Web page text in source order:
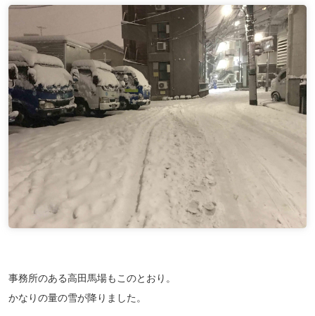
事務所のある高田馬場もこのとおり。
かなりの量の雪が降りました。